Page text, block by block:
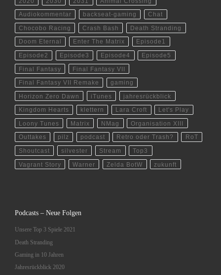
Audiokommentar backseat-gaming Chat
Chocobo Racing Crash Bash Death Stranding
Doom Eternal Enter The Matrix Episode1
Episode2 Episode3 Episode4 Episode5
Final Fantasy Final Fantasy VII
Final Fantasy VII Remake gaming
Horizon Zero Dawn iTunes jahresrückblick
Kingdom Hearts klettern Lara Croft Let's Play
Loony Tunes Matrix NMag Organisation XIII
Outtakes pilz podcast Retro oder Trash? RoT
Shoutcast silvester Stream Top3
Vagrant Story Warner Zelda BotW zukunft
Podcasts – Neue Folgen
Unsere Top 3 Spiele 2021
Death Stranding
Gaming in 10 Jahren
Jahresrückblick 2020